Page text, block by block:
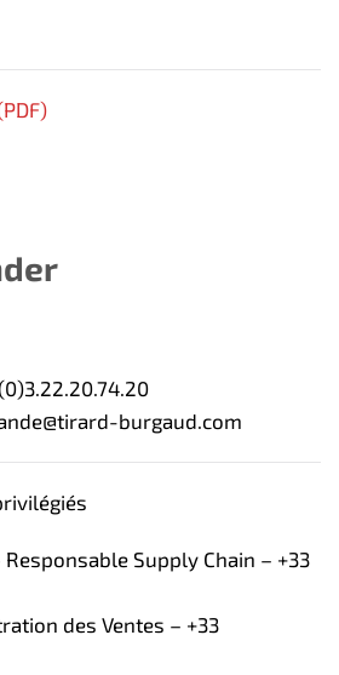
PDF)
burgaud.com
Responsable Supply Chain – +33
des Ventes – +33